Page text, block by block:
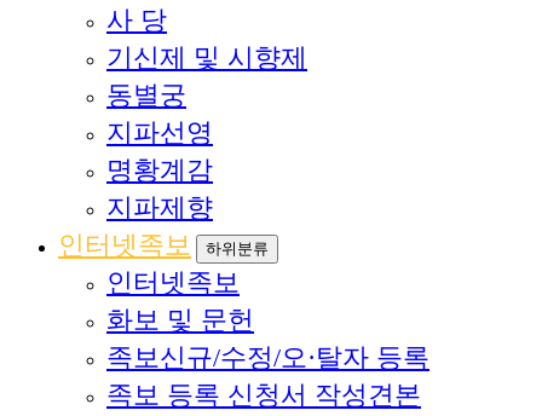
사 당
기신제 및 시향제
동별궁
지파선영
명황계감
지파제향
인터넷족보
하위분류
인터넷족보
화보 및 문헌
족보신규/수정/오·탈자 등록
족보 등록 신청서 작성견본